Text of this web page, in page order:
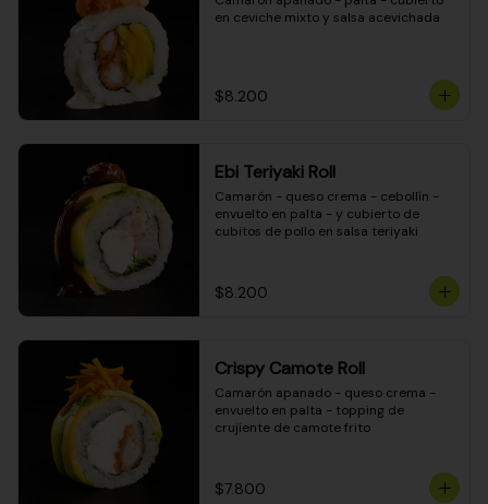
en ceviche mixto y salsa acevichada
$8.200
Ebi Teriyaki Roll
Camarón - queso crema - cebollín -
envuelto en palta - y cubierto de
cubitos de pollo en salsa teriyaki
$8.200
Crispy Camote Roll
Camarón apanado - queso crema -
envuelto en palta - topping de
crujiente de camote frito
$7.800